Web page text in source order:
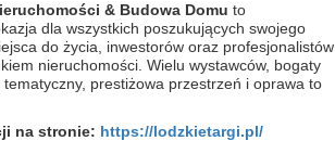
& Budowa Domu to
dla wszystkich poszukujących swojego
do życia, inwestorów oraz profesjonalistów
nieruchomości. Wielu wystawców, bogaty
prestiżowa przestrzeń i oprawa to
na stronie: https://lodzkietargi.pl/